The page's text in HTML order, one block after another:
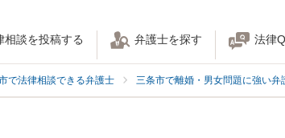
相談を投稿する 弁護士を探す 法律
で法律相談できる弁護士 三条市で離婚・男女問題に強い弁